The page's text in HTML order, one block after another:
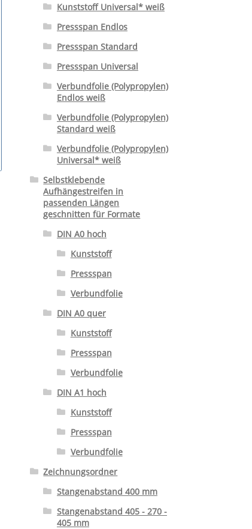
Kunststoff Universal* weiß
Pressspan Endlos
Pressspan Standard
Pressspan Universal
Verbundfolie (Polypropylen)
Endlos weiß
Verbundfolie (Polypropylen)
Standard weiß
Verbundfolie (Polypropylen)
Universal* weiß
Selbstklebende
Aufhängestreifen in
passenden Längen
geschnitten für Formate
DIN A0 hoch
Kunststoff
Pressspan
Verbundfolie
DIN A0 quer
Kunststoff
Pressspan
Verbundfolie
DIN A1 hoch
Kunststoff
Pressspan
Verbundfolie
Zeichnungsordner
Stangenabstand 400 mm
Stangenabstand 405 - 270 -
405 mm